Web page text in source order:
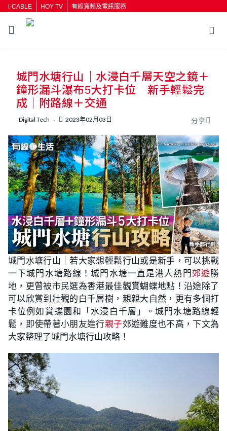
i-CABLE HOY TV 有線寬頻及電訊服務
按輸入鍵開始搜尋
城門水塘行山｜水浸白千層天空之鏡＋
鐘形漏斗瀑布5大打卡位 新手輕鬆完
成｜附路線＋交通
Digital Tech 2023年02月03日 分享
城門水塘行山｜若大家想輕鬆行山或是新手，可以挑戰
一下城門水塘路線！城門水塘一直是港人熱門郊遊勝
地，更曾被市民選為香港最佳觀賞蝴蝶地點！沿途除了
可以欣賞到壯觀的白千層樹，親親大自然，更有多個打
卡位例如賞蝶園和「水浸白千層」。城門水塘路線輕
鬆，即使帶著小朋友進行親子郊遊難度也不高，下文為
大家整理了城門水塘行山攻略！